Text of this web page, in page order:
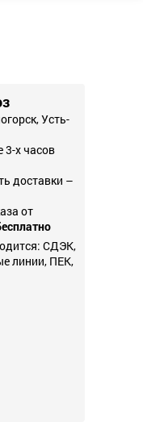
Усть-
3-х часов
доставки –
от
СДЭК,
линии, ПЕК,